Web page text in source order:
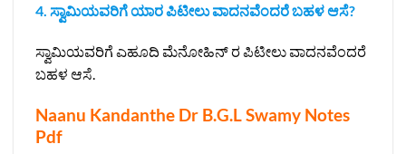
4. ಸ್ವಾಮಿಯವರಿಗೆ ಯಾರ ಪಿಟೀಲು ವಾದನವೆಂದರೆ ಬಹಳ ಆಸೆ?
ಸ್ವಾಮಿಯವರಿಗೆ ಎಹೂದಿ ಮೆನೋಹಿನ್ ರ ಪಿಟೀಲು ವಾದನವೆಂದರೆ
ಬಹಳ ಆಸೆ.
Naanu Kandanthe Dr B.G.L Swamy Notes
Pdf